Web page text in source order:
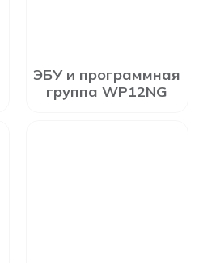
ЭБУ и программная
группа WP12NG